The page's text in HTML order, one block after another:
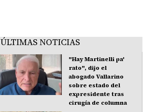
ÚLTIMAS NOTICIAS
"Hay Martinelli pa'
rato", dijo el
abogado Vallarino
sobre estado del
expresidente tras
cirugía de columna